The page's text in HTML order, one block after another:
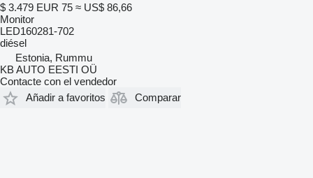
$ 3.479 EUR 75 ≈ US$ 86,66
Monitor
LED160281-702
diésel
Estonia, Rummu
KB AUTO EESTI OÜ
Contacte con el vendedor
Añadir a favoritos
Comparar